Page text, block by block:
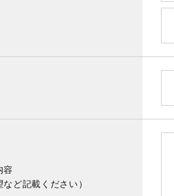
容
など記載ください）